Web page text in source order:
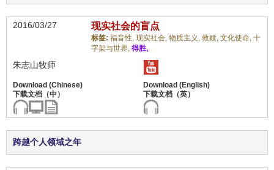
2016/03/27 现实社会的盲点
标签: 福音性, 现实社会, 物质主义, 救赎, 文化使命, 十
字架与世界, 得胜,
朱志山牧师
跨越个人领域之年